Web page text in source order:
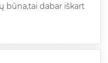
būna,tai dabar iškart